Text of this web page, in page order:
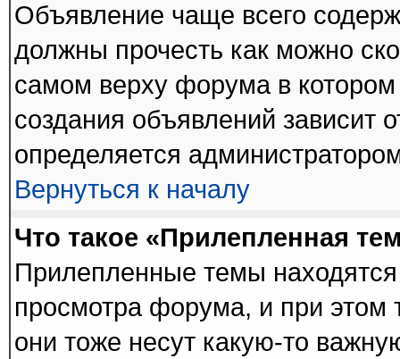
Объявление чаще всего
должны прочесть как можно
самом верху форума в
создания объявлений зависит
определяется
Вернуться к началу
Что такое «Прилепленная
Прилепленные темы
просмотра форума, и при этом
они тоже несут какую-то